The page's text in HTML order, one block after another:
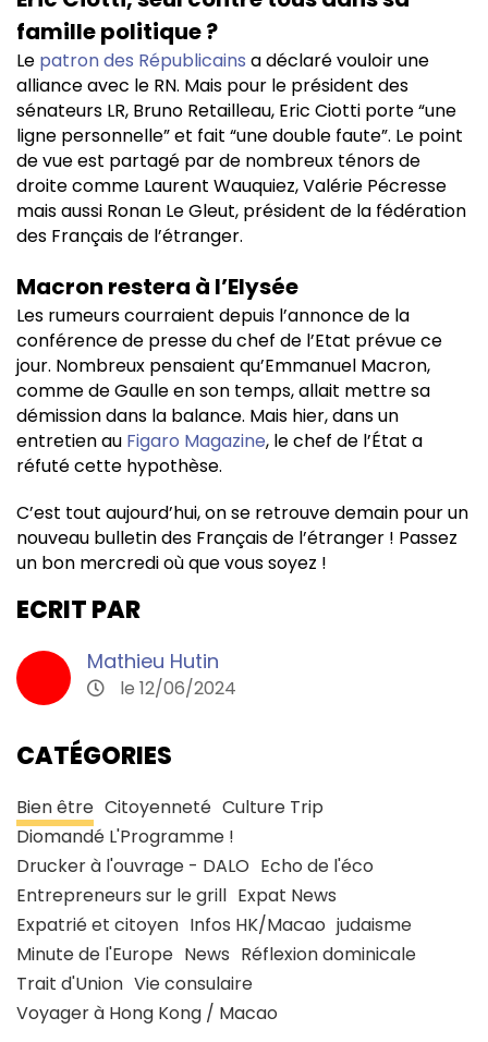
famille politique ?
Le patron des Républicains a déclaré vouloir une
alliance avec le RN. Mais pour le président des
sénateurs LR, Bruno Retailleau, Eric Ciotti porte “une
ligne personnelle” et fait “une double faute”. Le point
de vue est partagé par de nombreux ténors de
droite comme Laurent Wauquiez, Valérie Pécresse
mais aussi Ronan Le Gleut, président de la fédération
des Français de l’étranger.
Macron restera à l’Elysée
Les rumeurs courraient depuis l’annonce de la
conférence de presse du chef de l’Etat prévue ce
jour. Nombreux pensaient qu’Emmanuel Macron,
comme de Gaulle en son temps, allait mettre sa
démission dans la balance. Mais hier, dans un
entretien au Figaro Magazine, le chef de l’État a
réfuté cette hypothèse.
C’est tout aujourd’hui, on se retrouve demain pour un
nouveau bulletin des Français de l’étranger ! Passez
un bon mercredi où que vous soyez !
ECRIT PAR
Mathieu Hutin
le 12/06/2024
CATÉGORIES
Bien être Citoyenneté Culture Trip
Diomandé L'Programme !
Drucker à l'ouvrage - DALO Echo de l'éco
Entrepreneurs sur le grill Expat News
Expatrié et citoyen Infos HK/Macao judaisme
Minute de l'Europe News Réflexion dominicale
Trait d'Union Vie consulaire
Voyager à Hong Kong / Macao